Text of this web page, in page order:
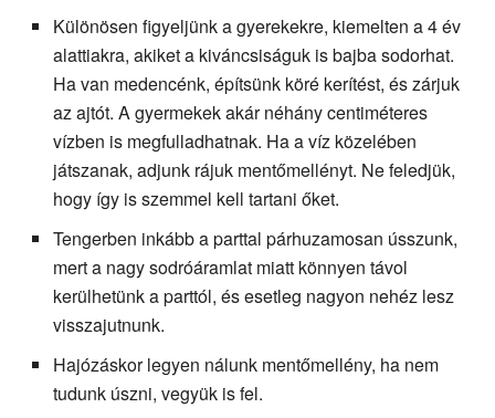
Különösen figyeljünk a gyerekekre, kiemelten a 4 év
alattiakra, akiket a kiváncsiságuk is bajba sodorhat.
Ha van medencénk, építsünk köré kerítést, és zárjuk
az ajtót. A gyermekek akár néhány centiméteres
vízben is megfulladhatnak. Ha a víz közelében
játszanak, adjunk rájuk mentőmellényt. Ne feledjük,
hogy így is szemmel kell tartani őket.
Tengerben inkább a parttal párhuzamosan ússzunk,
mert a nagy sodróáramlat miatt könnyen távol
kerülhetünk a parttól, és esetleg nagyon nehéz lesz
visszajutnunk.
Hajózáskor legyen nálunk mentőmellény, ha nem
tudunk úszni, vegyük is fel.